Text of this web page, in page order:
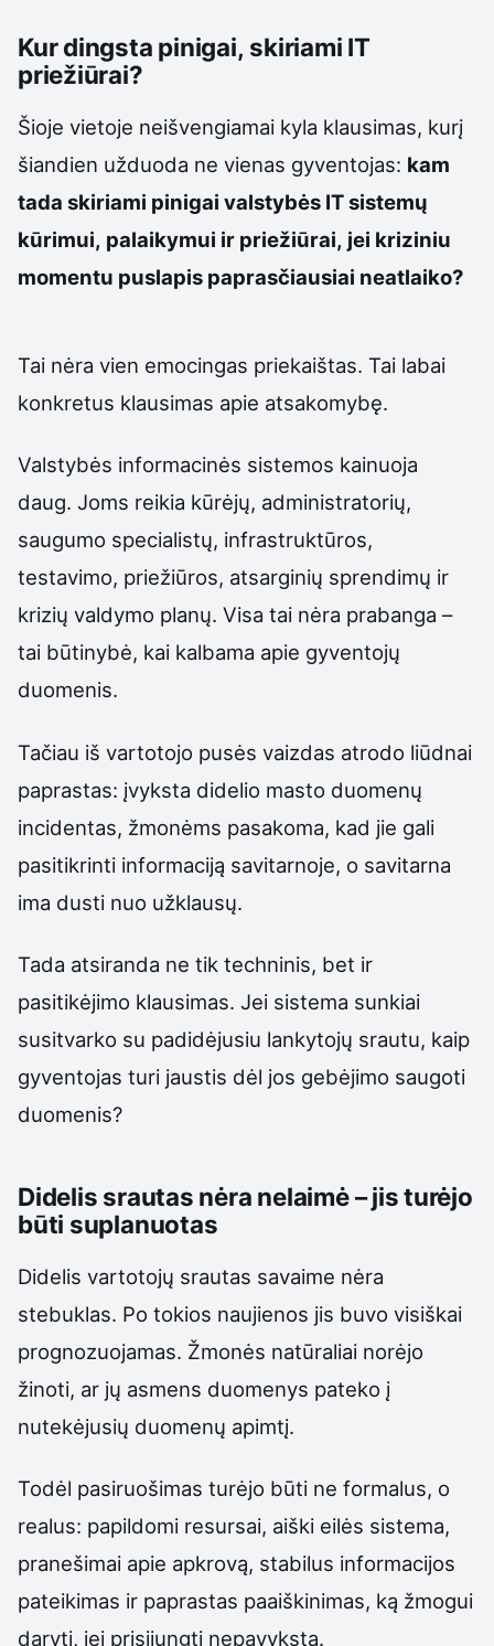
Kur dingsta pinigai, skiriami IT
priežiūrai?
Šioje vietoje neišvengiamai kyla klausimas, kurį
šiandien užduoda ne vienas gyventojas: kam
tada skiriami pinigai valstybės IT sistemų
kūrimui, palaikymui ir priežiūrai, jei kriziniu
momentu puslapis paprasčiausiai neatlaiko?
Tai nėra vien emocingas priekaištas. Tai labai
konkretus klausimas apie atsakomybę.
Valstybės informacinės sistemos kainuoja
daug. Joms reikia kūrėjų, administratorių,
saugumo specialistų, infrastruktūros,
testavimo, priežiūros, atsarginių sprendimų ir
krizių valdymo planų. Visa tai nėra prabanga –
tai būtinybė, kai kalbama apie gyventojų
duomenis.
Tačiau iš vartotojo pusės vaizdas atrodo liūdnai
paprastas: įvyksta didelio masto duomenų
incidentas, žmonėms pasakoma, kad jie gali
pasitikrinti informaciją savitarnoje, o savitarna
ima dusti nuo užklausų.
Tada atsiranda ne tik techninis, bet ir
pasitikėjimo klausimas. Jei sistema sunkiai
susitvarko su padidėjusiu lankytojų srautu, kaip
gyventojas turi jaustis dėl jos gebėjimo saugoti
duomenis?
Didelis srautas nėra nelaimė – jis turėjo
būti suplanuotas
Didelis vartotojų srautas savaime nėra
stebuklas. Po tokios naujienos jis buvo visiškai
prognozuojamas. Žmonės natūraliai norėjo
žinoti, ar jų asmens duomenys pateko į
nutekėjusių duomenų apimtį.
Todėl pasiruošimas turėjo būti ne formalus, o
realus: papildomi resursai, aiški eilės sistema,
pranešimai apie apkrovą, stabilus informacijos
pateikimas ir paprastas paaiškinimas, ką žmogui
daryti, jei prisijungti nepavyksta.